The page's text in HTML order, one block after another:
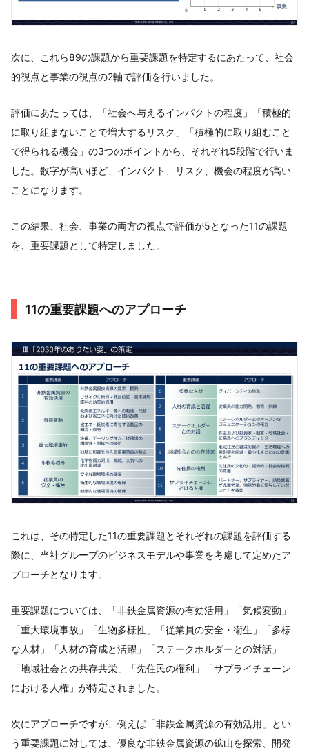
次に、これら89の課題から重要課題を特定するにあたって、社会
的視点と事業の視点の2軸で評価を行いました。
評価にあたっては、「社会へ与えるインパクトの程度」「積極的
に取り組まないことで増大するリスク」「積極的に取り組むこと
で得られる機会」の3つのポイントから、それぞれ5段階で行いま
した。数字が高いほど、インパクト、リスク、機会の程度が高い
ことになります。
この結果、社会、事業の両方の視点で評価が5となった11の課題
を、重要課題として特定しました。
11の重要課題へのアプローチ
これは、その特定した11の重要課題とそれぞれの課題を評価する
際に、当社グループのビジネスモデルや事業を考慮して定めたア
プローチとなります。
重要課題については、「非鉄金属資源の有効活用」「気候変動」
「重大環境事故」「生物多様性」「従業員の安全・衛生」「多様
な人材」「人材の育成と活躍」「ステークホルダーとの対話」
「地域社会との共存共栄」「先住民の権利」「サプライチェーン
における人権」が特定されました。
次にアプローチですが、例えば「非鉄金属資源の有効活用」とい
う重要課題に対しては、優良な非鉄金属資源の鉱山を探索、開発